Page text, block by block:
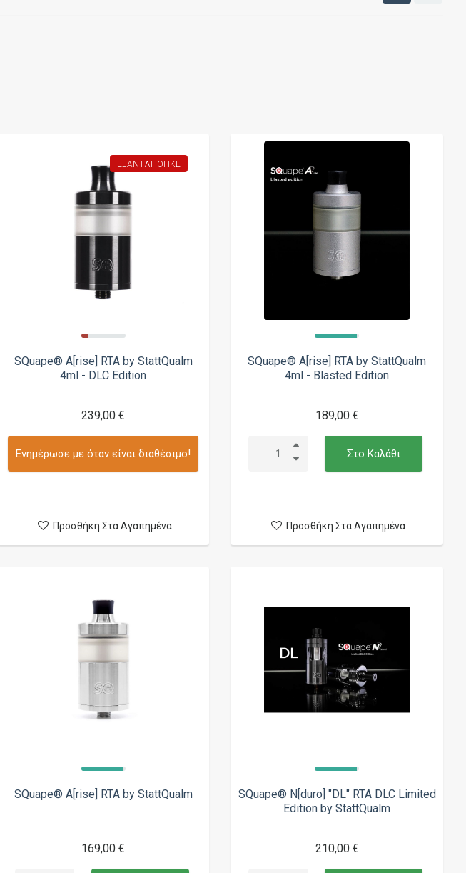
ΕΞΑΝΤΛΉΘΗΚΕ
SQuape® A[rise] RTA by StattQualm
4ml - DLC Edition
239,00 €
Ενημέρωσε με όταν είναι διαθέσιμο!
Προσθήκη Στα Αγαπημένα
SQuape® A[rise] RTA by StattQualm
4ml - Blasted Edition
189,00 €
Στο Καλάθι
Προσθήκη Στα Αγαπημένα
SQuape® A[rise] RTA by StattQualm
169,00 €
SQuape® N[duro] "DL" RTA DLC Limited
Edition by StattQualm
210,00 €